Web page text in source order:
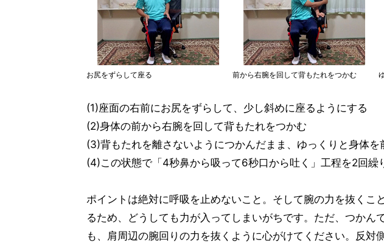
お尻をずらして座る 前から右腕を回して背もたれをつかむ
(1)座面の右前にお尻をずらして、少し斜めに座るようにする
(2)身体の前から右腕を回して背もたれをつかむ
(3)背もたれを離さないようにつかんだまま、ゆっくりと身体を
(4)この状態で「4秒鼻から吸って6秒口から吐く」工程を2回繰
ポイントは絶対に呼吸を止めないこと。そして腕の力を抜くこ
るため、どうしても力が入ってしまいがちです。ただ、つかん
も、肩周辺の腕回りの力を抜くように心がけてください。反対